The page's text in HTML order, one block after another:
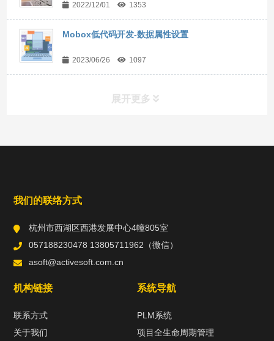
2022/12/01 1353
Mobox低代码开发-数据属性设置
2023/06/26 1097
展开更多
我们的联络方式
杭州市西湖区西港发展中心4幢805室
057188230478 13805711962（微信）
asoft@activesoft.com.cn
机构链接
联系方式
关于我们
系统导航
PLM系统
项目全生命周期管理